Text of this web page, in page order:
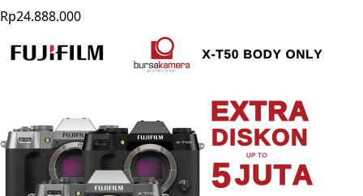
Rp24.888.000